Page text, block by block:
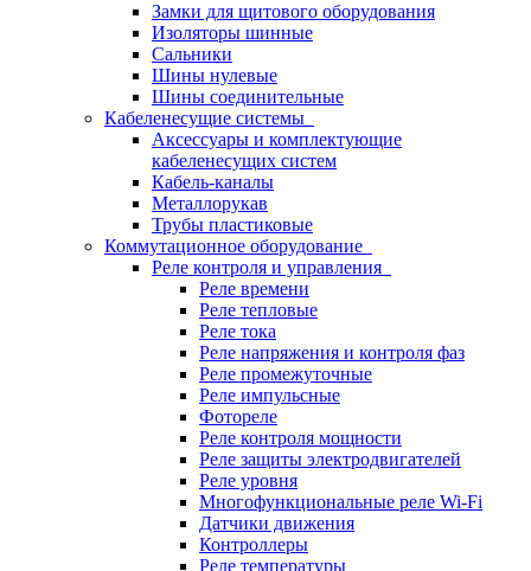
Замки для щитового оборудования
Изоляторы шинные
Сальники
Шины нулевые
Шины соединительные
Кабеленесущие системы
Аксессуары и комплектующие
кабеленесущих систем
Кабель-каналы
Металлорукав
Трубы пластиковые
Коммутационное оборудование
Реле контроля и управления
Реле времени
Реле тепловые
Реле тока
Реле напряжения и контроля фаз
Реле промежуточные
Реле импульсные
Фотореле
Реле контроля мощности
Реле защиты электродвигателей
Реле уровня
Многофункциональные реле Wi-Fi
Датчики движения
Контроллеры
Реле температуры